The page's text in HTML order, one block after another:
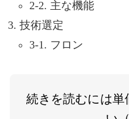
2-2. 主な機能
技術選定
3-1. フロン
続きを読むには単